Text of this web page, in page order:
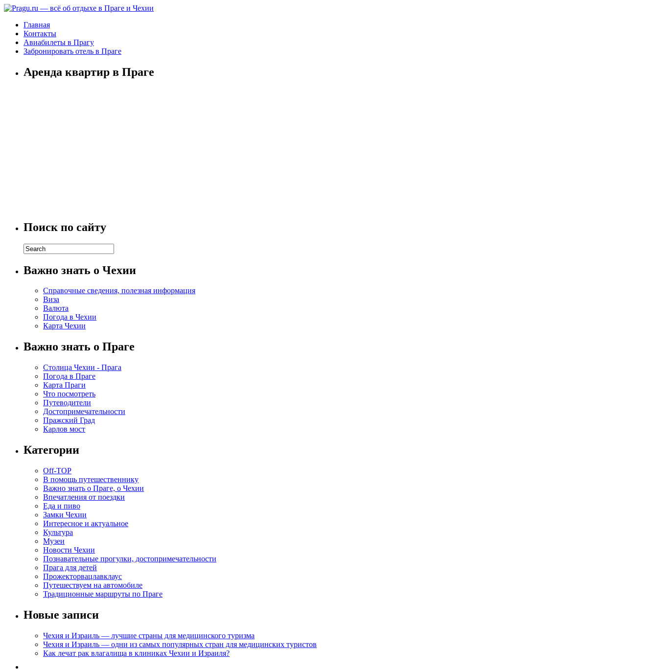
Главная
Контакты
Авиабилеты в Прагу
Забронировать отель в Праге
Аренда квартир в Праге
Поиск по сайту
Важно знать о Чехии
Справочные сведения, полезная информация
Виза
Валюта
Погода в Чехии
Карта Чехии
Важно знать о Праге
Столица Чехии - Прага
Погода в Праге
Карта Праги
Что посмотреть
Путеводители
Достопримечательности
Пражский Град
Карлов мост
Категории
Off-TOP
В помощь путешественнику
Важно знать о Праге, о Чехии
Впечатления от поездки
Еда и пиво
Замки Чехии
Интересное и актуальное
Культура
Музеи
Новости Чехии
Познавательные прогулки, достопримечательности
Прага для детей
Прожекторвацлавклаус
Путешествуем на автомобиле
Традиционные маршруты по Праге
Новые записи
Чехия и Израиль — лучшие страны для медицинского туризма
Чехия и Израиль — одни из самых популярных стран для медицинских туристов
Как лечат рак влагалища в клиниках Чехии и Израиля?